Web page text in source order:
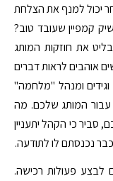
יכול למנף את הצלחת
קמפיין שעובד טוב?
את חוזקות המותג
אוהבים לראות דברים
ומנהל "מלחמה"
עבור המותג שלכם. מה
סביר כי הקהל יתעניין
נכנסתם לו לתודעה.
לבצע פעולות רכישה.